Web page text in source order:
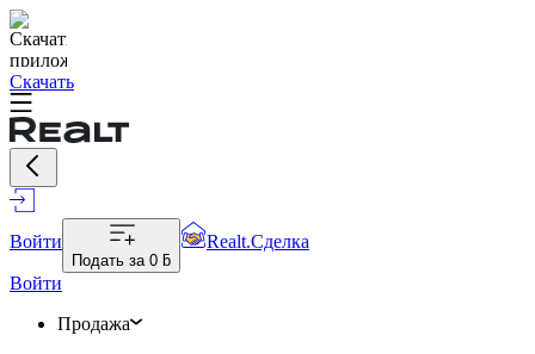
Скачать
Войти
Подать за 0 ƃ
Realt.Сделка
Войти
Продажа